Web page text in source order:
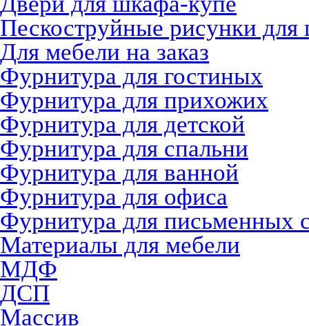
Пескоструйные рисунки
Для мебели на заказ
Фурнитура для гостиных
Фурнитура для прихожих
Фурнитура для детской
Фурнитура для спальни
Фурнитура для ванной
Фурнитура для офиса
Фурнитура для письменных
Материалы для мебели
МДФ
ДСП
Массив